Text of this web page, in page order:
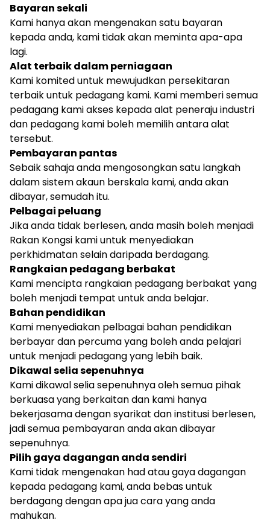
Bayaran sekali
Kami hanya akan mengenakan satu bayaran
kepada anda, kami tidak akan meminta apa-apa
lagi.
Alat terbaik dalam perniagaan
Kami komited untuk mewujudkan persekitaran
terbaik untuk pedagang kami. Kami memberi semua
pedagang kami akses kepada alat peneraju industri
dan pedagang kami boleh memilih antara alat
tersebut.
Pembayaran pantas
Sebaik sahaja anda mengosongkan satu langkah
dalam sistem akaun berskala kami, anda akan
dibayar, semudah itu.
Pelbagai peluang
Jika anda tidak berlesen, anda masih boleh menjadi
Rakan Kongsi kami untuk menyediakan
perkhidmatan selain daripada berdagang.
Rangkaian pedagang berbakat
Kami mencipta rangkaian pedagang berbakat yang
boleh menjadi tempat untuk anda belajar.
Bahan pendidikan
Kami menyediakan pelbagai bahan pendidikan
berbayar dan percuma yang boleh anda pelajari
untuk menjadi pedagang yang lebih baik.
Dikawal selia sepenuhnya
Kami dikawal selia sepenuhnya oleh semua pihak
berkuasa yang berkaitan dan kami hanya
bekerjasama dengan syarikat dan institusi berlesen,
jadi semua pembayaran anda akan dibayar
sepenuhnya.
Pilih gaya dagangan anda sendiri
Kami tidak mengenakan had atau gaya dagangan
kepada pedagang kami, anda bebas untuk
berdagang dengan apa jua cara yang anda
mahukan.